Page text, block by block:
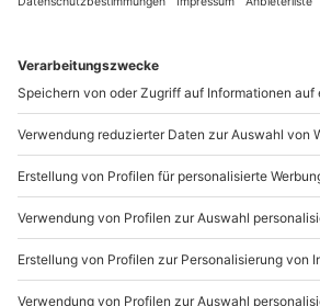
Du möchtest als Firma bestellen?
Sichere Dir attraktive Firmenkunden
089 / 21 12 90 20
Mo-Fr: 9-17 Uhr
b2b@mydays.de
www.b2b.mydays.de/